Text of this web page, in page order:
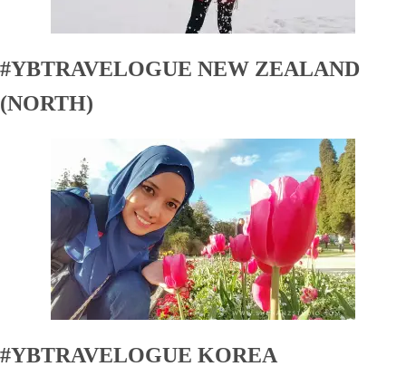
#YBTRAVELOGUE NEW ZEALAND
(NORTH)
#YBTRAVELOGUE KOREA